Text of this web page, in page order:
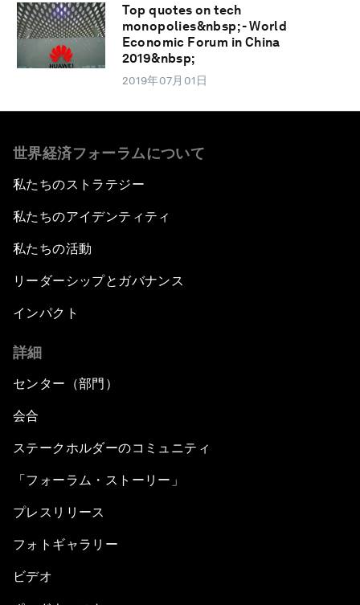
Top quotes on tech
monopolies&nbsp; - World
Economic Forum in China
2019&nbsp;
2019年07月01日
世界経済フォーラムについて
私たちのストラテジー
私たちのアイデンティティ
私たちの活動
リーダーシップとガバナンス
インパクト
詳細
センター（部門）
会合
ステークホルダーのコミュニティ
「フォーラム・ストーリー」
プレスリリース
フォトギャラリー
ビデオ